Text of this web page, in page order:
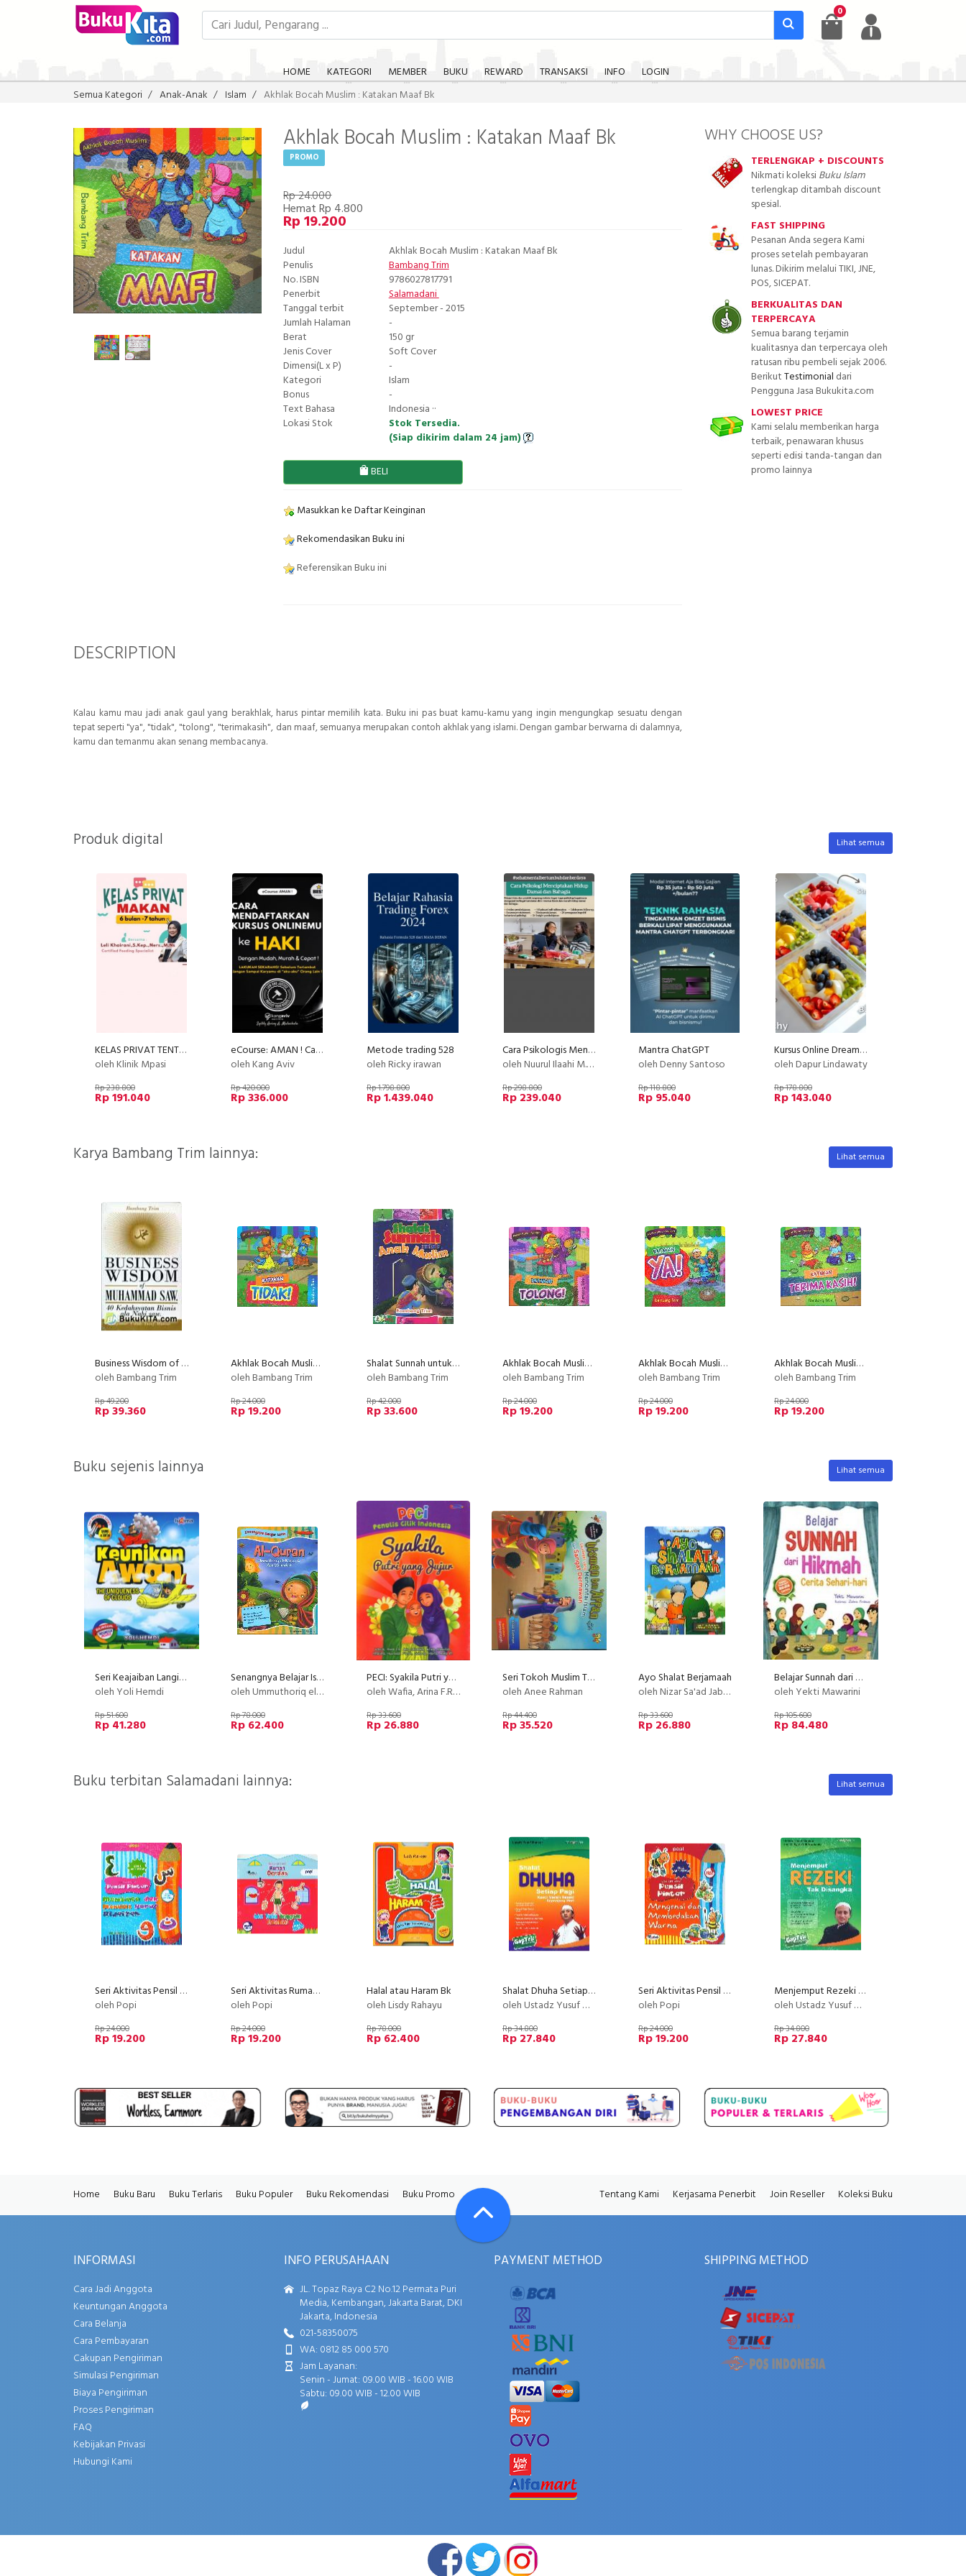
0
HOME KATEGORI MEMBER BUKU REWARD TRANSAKSI INFO
LOGIN
Semua Kategori
Anak-Anak Islam Akhlak Bocah Muslim : Katakan Maaf Bk
Akhlak Bocah Muslim : Katakan Maaf Bk
PROMO
Rp 24.000
Hemat Rp 4.800
Rp 19.200
Judul
Akhlak Bocah Muslim : Katakan Maaf Bk
Penulis
Bambang Trim
No. ISBN
9786027817791
Penerbit
Salamadani
Tanggal terbit
September - 2015
Jumlah Halaman
-
Berat
150 gr
Jenis Cover
Soft Cover
Dimensi(L x P)
-
Kategori
Islam
Bonus
-
Text Bahasa
Indonesia ··
Lokasi Stok
Stok Tersedia.
(Siap dikirim dalam 24 jam)
BELI
Masukkan ke Daftar Keinginan
Rekomendasikan Buku ini
Referensikan Buku ini
DESCRIPTION
Kalau kamu mau jadi anak gaul yang berakhlak, harus pintar memilih kata. Buku ini pas buat kamu-kamu yang ingin mengungkap sesuatu dengan
tepat seperti "ya", "tidak", "tolong", "terimakasih", dan maaf, semuanya merupakan contoh akhlak yang islami. Dengan gambar berwarna di dalamnya,
kamu dan temanmu akan senang membacanya.
WHY CHOOSE US?
TERLENGKAP + DISCOUNTS
Nikmati koleksiBuku Islam
terlengkap ditambah discount
spesial.
FAST SHIPPING
Pesanan Anda segera Kami
proses setelah pembayaran
lunas. Dikirim melalui TIKI, JNE,
POS, SICEPAT.
BERKUALITAS DAN
TERPERCAYA
Semua barang terjamin
kualitasnya dan terpercaya oleh
ratusan ribu pembeli sejak 2006.
BerikutTestimonial dari
Pengguna Jasa Bukukita.com
LOWEST PRICE
Kami selalu memberikan harga
terbaik, penawaran khusus
seperti edisi tanda-tangan dan
promo lainnya
Produk digital Lihat semua
KELAS PRIVAT TENTANG MAKAN (by Klinik MPASI )
oleh Klinik Mpasi
Rp 238.800
Rp 191.040
eCourse: AMAN ! Cara Mendaftarkan Kursus Onlinemu ke HAKI Dengan Mudah, Murah dan Cepat !
oleh Kang Aviv
Rp 420.000
Rp 336.000
Metode trading 528
oleh Ricky irawan
Rp 1.798.800
Rp 1.439.040
Cara Psikologis Menciptakan Hidup Damai dan Bahagia
oleh Nuurul Ilaahi M.Psi, Psikolog
Rp 298.800
Rp 239.040
Mantra ChatGPT
oleh Denny Santoso
Rp 118.800
Rp 95.040
Kursus Online Dreamy Salad Buah Dapur Lindawaty PU
oleh Dapur Lindawaty
Rp 178.800
Rp 143.040
Karya Bambang Trim lainnya: Lihat semua
Business Wisdom of Muhammad Saw Bk
oleh Bambang Trim
Rp 49.200
Rp 39.360
Akhlak Bocah Muslim : Katakan Tidak Bk
oleh Bambang Trim
Rp 24.000
Rp 19.200
Shalat Sunnah untuk Anak Muslim Bk
oleh Bambang Trim
Rp 42.000
Rp 33.600
Akhlak Bocah Muslim : Katakan Tolong Bk
oleh Bambang Trim
Rp 24.000
Rp 19.200
Akhlak Bocah Muslim : Katakan Ya Bk
oleh Bambang Trim
Rp 24.000
Rp 19.200
Akhlak Bocah Muslim : Katakan Terima Kasih Bk
oleh Bambang Trim
Rp 24.000
Rp 19.200
Buku sejenis lainnya Lihat semua
Seri Keajaiban Langit: Keunikan Hujan (Bilingual)
oleh Yoli Hemdi
Rp 51.600
Rp 41.280
Senangnya Belajar Islam : Al-Quran Bk
oleh Ummuthoriq el-Kanzo, Aan Wulandari
Rp 78.000
Rp 62.400
PECI: Syakila Putri yang Jujur
oleh Wafia, Arina F.R., Anis, Salsabila, ikfina, dkk.
Rp 33.600
Rp 26.880
Seri Tokoh Muslim Terkemuka: Utsman bin Affan - Saudagar yang Mencintai Islam dan Sangat Dermawan
oleh Anee Rahman
Rp 44.400
Rp 35.520
Ayo Shalat Berjamaah
oleh Nizar Sa'ad Jabal Lc.M.Pd
Rp 33.600
Rp 26.880
Belajar Sunnah dari Hikmah Cerita Sehari-hari [Gratis Gantungan Kunci Boneka Cikal Aksara] (Promo Best Book (Promo Best Book
oleh Yekti Mawarini
Rp 105.600
Rp 84.480
Buku terbitan Salamadani lainnya: Lihat semua
Seri Aktivitas Pensil Pintar : Membaca dan Menulis Huruf Hijaiyah Bk
oleh Popi
Rp 24.000
Rp 19.200
Seri Aktivitas Rumah Cerdas : Aku Tahu Anggota Tubuhku Bk pro
oleh Popi
Rp 24.000
Rp 19.200
Halal atau Haram Bk
oleh Lisdy Rahayu
Rp 78.000
Rp 62.400
Shalat Dhuha Setiap Pagi Kunci Meraih Rezeki Sepanjang Hari Bk
oleh Ustadz Yusuf Mansur
Rp 34.800
Rp 27.840
Seri Aktivitas Pensil Pintar : Mengenal dan Membedakan Warna Bk pro
oleh Popi
Rp 24.000
Rp 19.200
Menjemput Rezeki Tak Disangka Bk
oleh Ustadz Yusuf Mansur dan M.Syafe'i El-Bantanie
Rp 34.800
Rp 27.840
Home Buku Baru Buku Terlaris Buku Populer Buku Rekomendasi Buku Promo Tentang Kami Kerjasama Penerbit Join Reseller Koleksi Buku
INFORMASI
Cara Jadi Anggota
Keuntungan Anggota
Cara Belanja
Cara Pembayaran
Cakupan Pengiriman
Simulasi Pengiriman
Biaya Pengiriman
Proses Pengiriman
FAQ
Kebijakan Privasi
Hubungi Kami
INFO PERUSAHAAN
JL. Topaz Raya C2 No.12 Permata Puri
Media, Kembangan, Jakarta Barat, DKI
Jakarta, Indonesia
021-58350075
WA: 0812 85 000 570
Jam Layanan:
Senin - Jumat: 09.00 WIB - 16.00 WIB
Sabtu: 09.00 WIB - 12.00 WIB
PAYMENT METHOD SHIPPING METHOD